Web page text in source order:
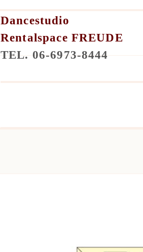
Dancestudio
Rentalspace FREUDE
TEL. 06-6973-8444